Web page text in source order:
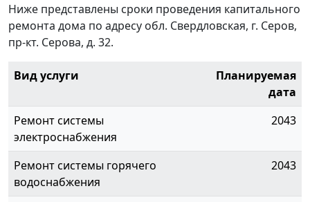
Ниже представлены сроки проведения капитального
ремонта дома по адресу обл. Свердловская, г. Серов,
пр-кт. Серова, д. 32.
Вид услуги
Планируемая
дата
Ремонт системы
электроснабжения
2043
Ремонт системы горячего
водоснабжения
2043